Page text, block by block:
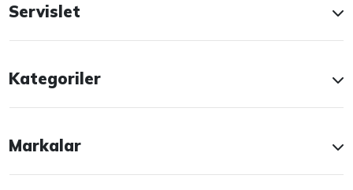
Servislet
Kategoriler
Markalar